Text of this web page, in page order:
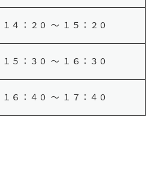
１４：２０ ～ １５：２０
１５：３０ ～ １６：３０
１６：４０ ～ １７：４０